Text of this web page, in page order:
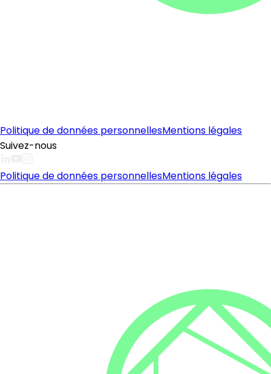
Politique de données personnellesMentions légales
Suivez-nous
Politique de données personnellesMentions légales